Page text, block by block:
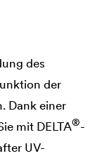
des
der
Dank einer
mit DELTA®-
UV-